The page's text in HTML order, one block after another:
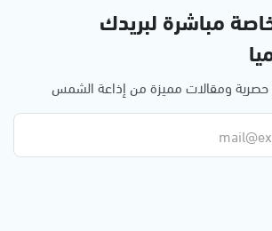
مباشرة لبريدك
حصرية ومقالات مميزة من إذاعة الشمس